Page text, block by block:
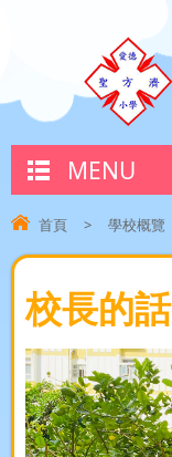
MENU
首頁 > 學校概覽
校長的話